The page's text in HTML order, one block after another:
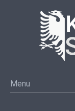
Menu